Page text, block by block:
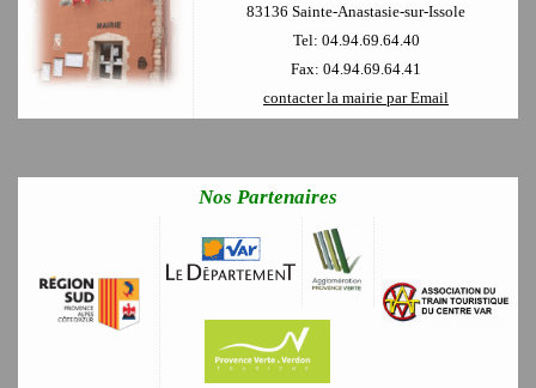
83136 Sainte-Anastasie-sur-Issole
Tel: 04.94.69.64.40
Fax: 04.94.69.64.41
contacter la mairie par Email
Nos Partenaires